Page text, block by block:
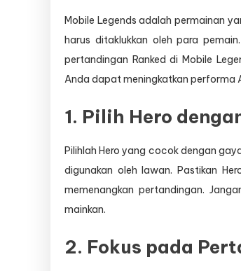
Mobile Legends adalah permainan
harus ditaklukkan oleh para
pertandingan Ranked di Mobile
Anda dapat meningkatkan performa
1. Pilih Hero
Pilihlah Hero yang cocok dengan
digunakan oleh lawan. Pastikan
memenangkan pertandingan.
mainkan.
2. Fokus pada